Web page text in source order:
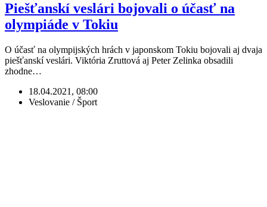
Piešťanskí veslári bojovali o účasť na
olympiáde v Tokiu
O účasť na olympijských hrách v japonskom Tokiu bojovali aj dvaja
piešťanskí veslári. Viktória Zruttová aj Peter Zelinka obsadili
zhodne…
18.04.2021, 08:00
Veslovanie / Šport